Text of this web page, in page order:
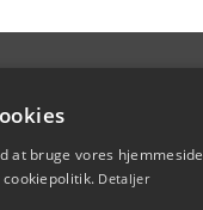
at bruge vores hjemmeside
Detaljer